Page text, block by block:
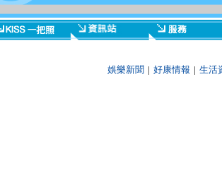
娛樂新聞 | 好康情報 | 生活